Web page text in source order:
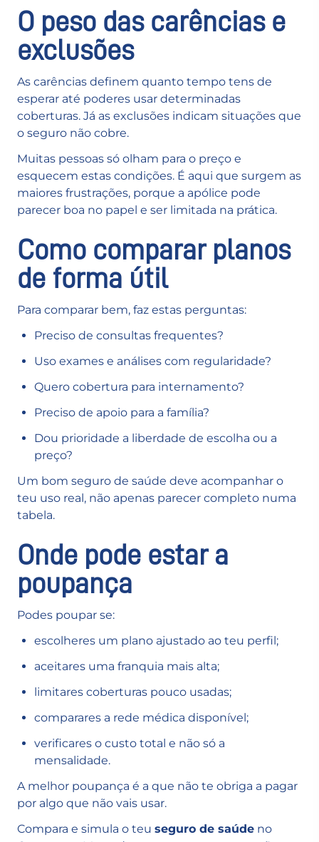
O peso das carências e
exclusões
As carências definem quanto tempo tens de
esperar até poderes usar determinadas
coberturas. Já as exclusões indicam situações que
o seguro não cobre.
Muitas pessoas só olham para o preço e
esquecem estas condições. É aqui que surgem as
maiores frustrações, porque a apólice pode
parecer boa no papel e ser limitada na prática.
Como comparar planos
de forma útil
Para comparar bem, faz estas perguntas:
Preciso de consultas frequentes?
Uso exames e análises com regularidade?
Quero cobertura para internamento?
Preciso de apoio para a família?
Dou prioridade a liberdade de escolha ou a
preço?
Um bom seguro de saúde deve acompanhar o
teu uso real, não apenas parecer completo numa
tabela.
Onde pode estar a
poupança
Podes poupar se:
escolheres um plano ajustado ao teu perfil;
aceitares uma franquia mais alta;
limitares coberturas pouco usadas;
comparares a rede médica disponível;
verificares o custo total e não só a
mensalidade.
A melhor poupança é a que não te obriga a pagar
por algo que não vais usar.
Compara e simula o teu seguro de saúde no